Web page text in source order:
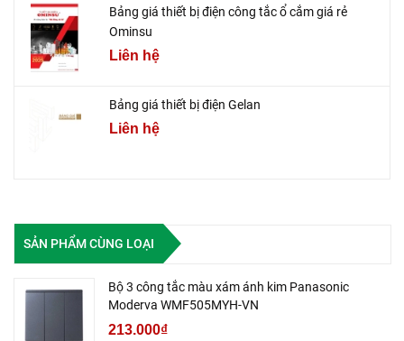
Bảng giá thiết bị điện công tắc ổ cắm giá rẻ
Ominsu
Liên hệ
Bảng giá thiết bị điện Gelan
Liên hệ
SẢN PHẨM CÙNG LOẠI
Bộ 3 công tắc màu xám ánh kim Panasonic
Moderva WMF505MYH-VN
213.000₫